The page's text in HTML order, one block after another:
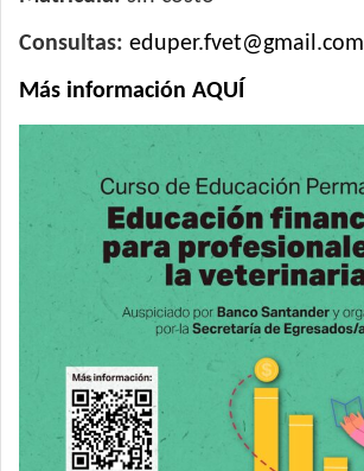
Consultas: eduper.fvet@gmail.com
Más información AQUÍ